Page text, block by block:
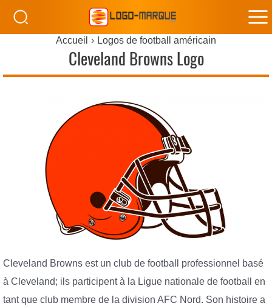
Accueil Logos de football américain
Cleveland Browns Logo
Cleveland Browns est un club de football professionnel basé
à Cleveland; ils participent à la Ligue nationale de football en
tant que club membre de la division AFC Nord. Son histoire a